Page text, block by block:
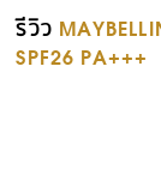
รีวิว
SPF26 PA+++